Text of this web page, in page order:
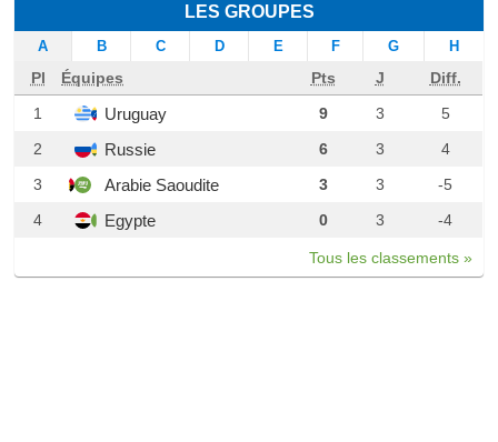
LES GROUPES
A B C D E F G H
Pl Équipes Pts J
Diff.
1
Uruguay 9 3
5
2
Russie 6 3
4
3
Arabie Saoudite 3 3
-5
4
Egypte 0 3 -4
Tous les classements »